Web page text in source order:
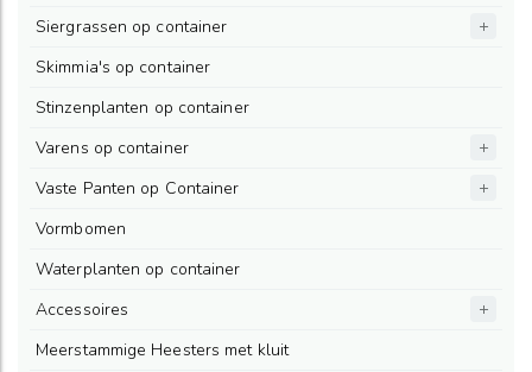
Siergrassen op container
Skimmia's op container
Stinzenplanten op container
Varens op container
Vaste Panten op Container
Vormbomen
Waterplanten op container
Accessoires
Meerstammige Heesters met kluit